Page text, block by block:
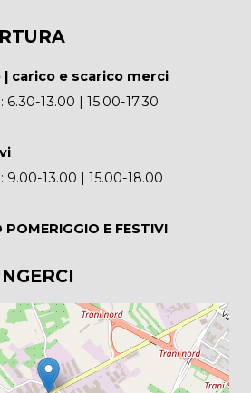
| carico e scarico merci
13.00 | 15.00-17.30
9.00-13.00 | 15.00-18.00
E FESTIVI